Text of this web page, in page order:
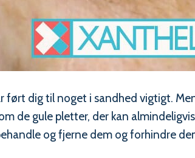
dig til noget i sandhed vigtigt.
de gule pletter, der kan
og fjerne dem og forhindre